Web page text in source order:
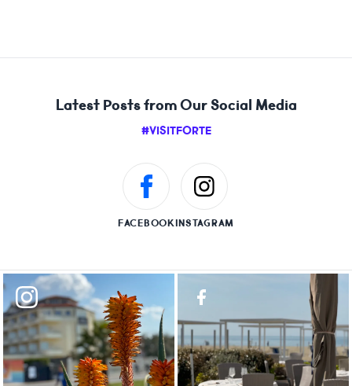
Latest Posts from Our Social Media
#VISITFORTE
FACEBOOKINSTAGRAM